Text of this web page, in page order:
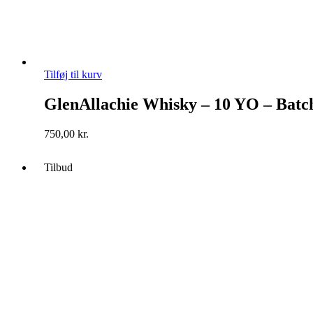
Tilføj til kurv
GlenAllachie Whisky – 10 YO –
750,00 kr.
Tilbud